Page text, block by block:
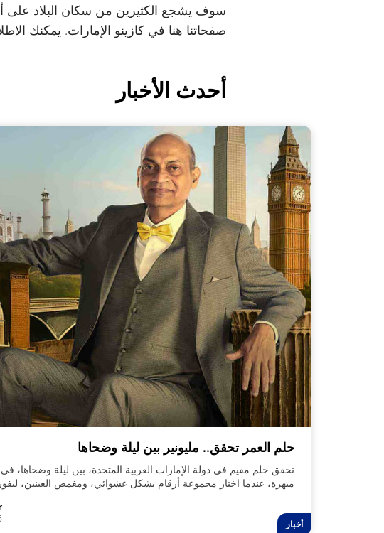
سوف يشجع الكثيرين من سكان البلاد على
صفحاتنا هنا في كازينو الإمارات. يمكنك
أحدث الأخبار
حلم العمر تحقق.. مليونير بين ليلة وضحاها
تحقق حلم مقيم في دولة الإمارات العربية المتحدة، بين ليلة وضحاها،
أخبار